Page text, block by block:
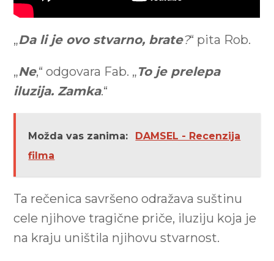
„Da li je ovo stvarno, brate?“ pita Rob.
„Ne,“ odgovara Fab. „To je prelepa
iluzija. Zamka.“
Možda vas zanima:
DAMSEL - Recenzija
filma
Ta rečenica savršeno odražava suštinu
cele njihove tragične priče, iluziju koja je
na kraju uništila njihovu stvarnost.